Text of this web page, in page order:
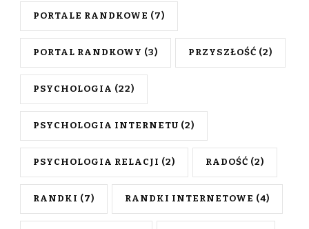
PORTALE RANDKOWE (7)
PORTAL RANDKOWY (3) PRZYSZŁOŚĆ (2)
PSYCHOLOGIA (22)
PSYCHOLOGIA INTERNETU (2)
PSYCHOLOGIA RELACJI (2) RADOŚĆ (2)
RANDKI (7) RANDKI INTERNETOWE (4)